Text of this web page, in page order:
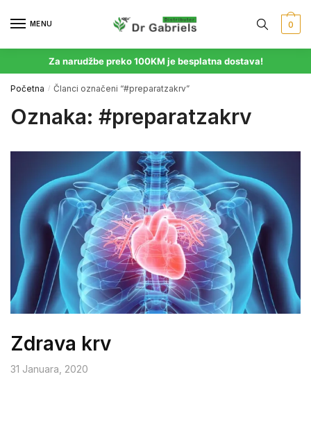
MENU 0
Za narudžbe preko 100KM je besplatna dostava!
Početna / Članci označeni “#preparatzakrv”
Oznaka: #preparatzakrv
Zdrava krv
31 Januara, 2020